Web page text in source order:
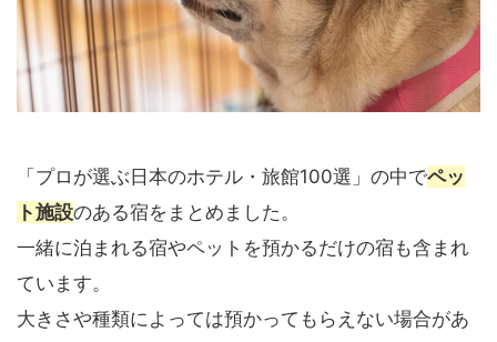
「プロが選ぶ日本のホテル・旅館100選」の中でペッ
ト施設のある宿をまとめました。
一緒に泊まれる宿やペットを預かるだけの宿も含まれ
ています。
大きさや種類によっては預かってもらえない場合があ